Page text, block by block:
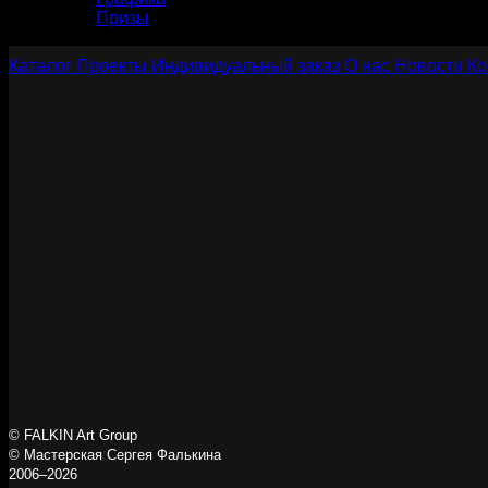
Призы
Каталог Проекты Индивидуальный заказ О нас Новости
© FALKIN Art Group
© Мастерская Сергея Фалькина
2006–2026